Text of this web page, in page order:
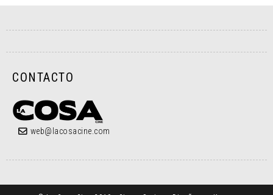
CONTACTO
web@lacosacine.com